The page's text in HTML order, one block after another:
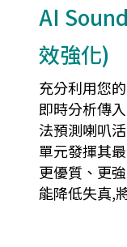
AI
效強化)
充分利用您
即時分析傳
法預測喇叭
單元發揮其
更優質、更
能降低失真,